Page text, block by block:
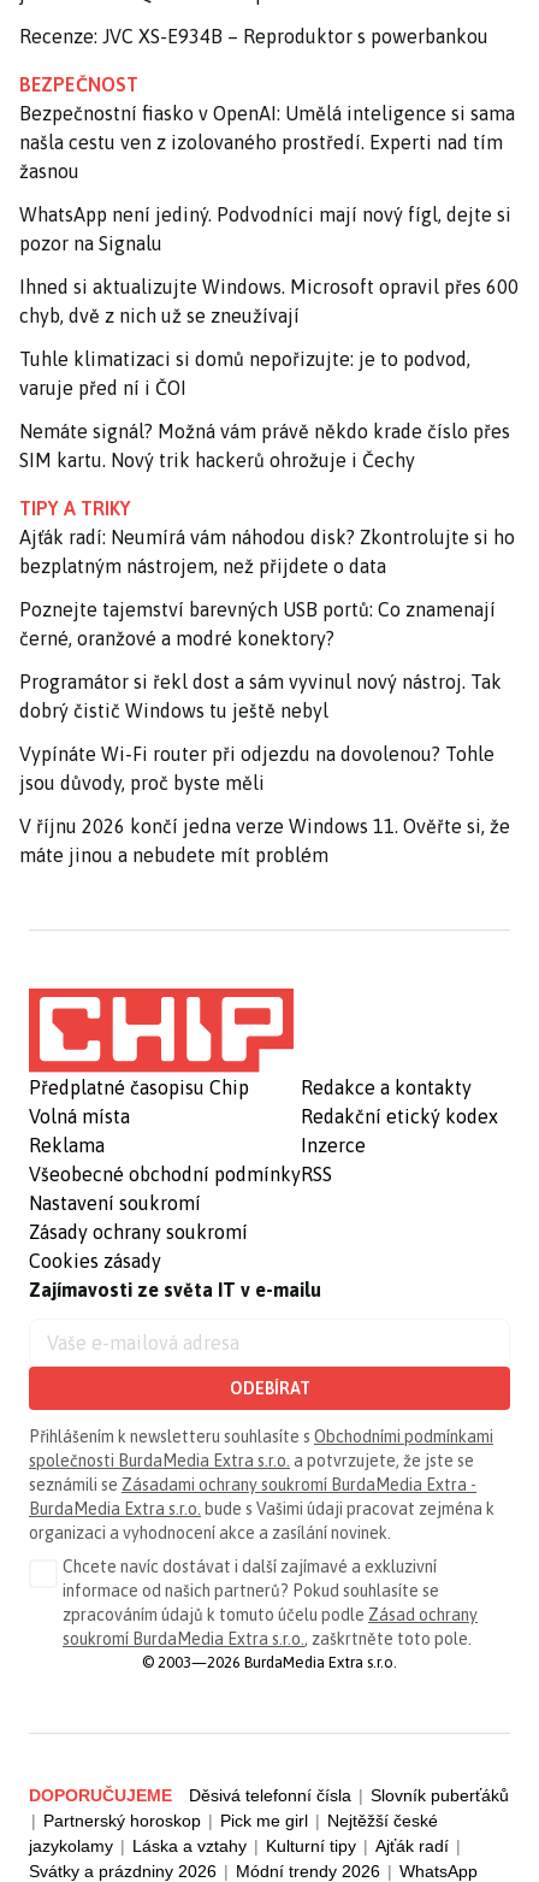
Recenze: JVC XS-E934B – Reproduktor s powerbankou
BEZPEČNOST
Bezpečnostní fiasko v OpenAI: Umělá inteligence si sama
našla cestu ven z izolovaného prostředí. Experti nad tím
žasnou
WhatsApp není jediný. Podvodníci mají nový fígl, dejte si
pozor na Signalu
Ihned si aktualizujte Windows. Microsoft opravil přes 600
chyb, dvě z nich už se zneužívají
Tuhle klimatizaci si domů nepořizujte: je to podvod,
varuje před ní i ČOI
Nemáte signál? Možná vám právě někdo krade číslo přes
SIM kartu. Nový trik hackerů ohrožuje i Čechy
TIPY A TRIKY
Ajťák radí: Neumírá vám náhodou disk? Zkontrolujte si ho
bezplatným nástrojem, než přijdete o data
Poznejte tajemství barevných USB portů: Co znamenají
černé, oranžové a modré konektory?
Programátor si řekl dost a sám vyvinul nový nástroj. Tak
dobrý čistič Windows tu ještě nebyl
Vypínáte Wi-Fi router při odjezdu na dovolenou? Tohle
jsou důvody, proč byste měli
V říjnu 2026 končí jedna verze Windows 11. Ověřte si, že
máte jinou a nebudete mít problém
Předplatné časopisu Chip
Volná místa
Reklama
Všeobecné obchodní podmínky
Nastavení soukromí
Zásady ochrany soukromí
Cookies zásady
Redakce a kontakty
Redakční etický kodex
Inzerce
RSS
Zajímavosti ze světa IT v e-mailu
ODEBÍRAT
Přihlášením k newsletteru souhlasíte s Obchodními podmínkami
společnosti BurdaMedia Extra s.r.o. a potvrzujete, že jste se
seznámili se Zásadami ochrany soukromí BurdaMedia Extra -
BurdaMedia Extra s.r.o. bude s Vašimi údaji pracovat zejména k
organizaci a vyhodnocení akce a zasílání novinek.
Chcete navíc dostávat i další zajímavé a exkluzivní
informace od našich partnerů? Pokud souhlasíte se
zpracováním údajů k tomuto účelu podle Zásad ochrany
soukromí BurdaMedia Extra s.r.o. , zaškrtněte toto pole.
© 2003—2026 BurdaMedia Extra s.r.o.
DOPORUČUJEME Děsivá telefonní čísla | Slovník puberťáků
| Partnerský horoskop | Pick me girl | Nejtěžší české
jazykolamy | Láska a vztahy | Kulturní tipy | Ajťák radí |
Svátky a prázdniny 2026 | Módní trendy 2026 | WhatsApp